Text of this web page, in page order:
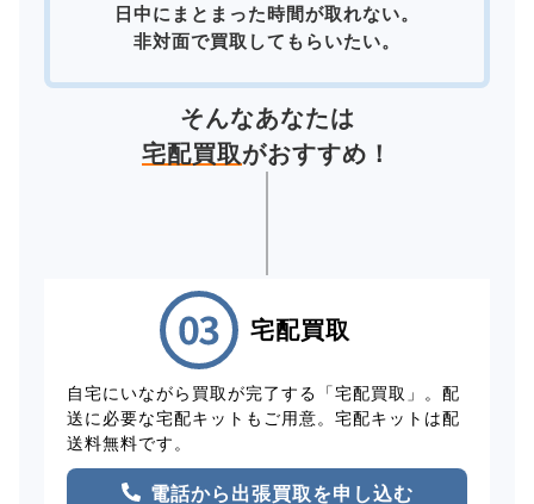
日中にまとまった時間が取れない。
非対面で買取してもらいたい。
そんなあなたは
宅配買取がおすすめ！
宅配買取
自宅にいながら買取が完了する「宅配買取」。配
送に必要な宅配キットもご用意。宅配キットは配
送料無料です。
電話から出張買取を申し込む